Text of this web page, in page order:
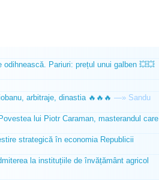
Pariuri: prețul unui galben 💥💥
arbitraje, dinastia 🔥🔥🔥 —» Sandu
lui Piotr Caraman, masterandul care
strategică în economia Republicii
la instituțiile de învățământ agricol